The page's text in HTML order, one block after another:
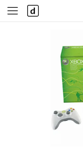
사
이
다
나
와